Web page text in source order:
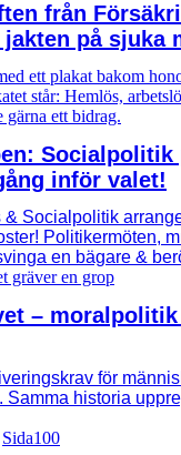
från
på sjuka
Socialpolitik
inför valet!
& Socialpolitik
Politikermöten,
en bägare &
– moralpolitik
för
Samma historia
Sida100